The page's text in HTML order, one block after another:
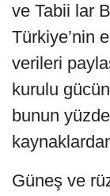
ve Tabii lar
Türkiye’nin
verileri
kurulu
bunun
Güneş ve